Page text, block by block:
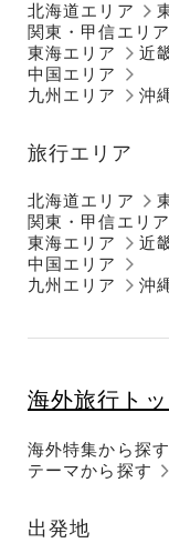
北海道エリア
関東・甲信エリア
東海エリア
近
中国エリア
九州エリア
沖
旅行エリア
北海道エリア
関東・甲信エリア
東海エリア
近
中国エリア
九州エリア
沖
海外旅行ト
海外特集から探す
テーマから探す
出発地